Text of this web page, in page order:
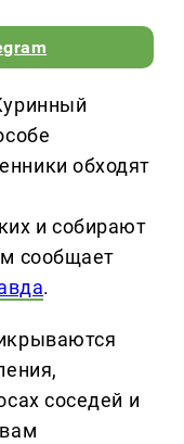
обходят
и собирают
сообщает
.
соседей и